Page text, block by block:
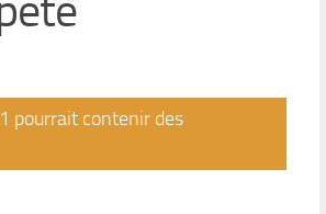
pourrait contenir des